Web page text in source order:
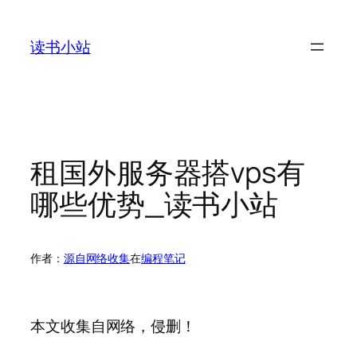
读书小站
租国外服务器搭vps有
哪些优势_读书小站
作者： 源自网络收集在编程笔记
本文收集自网络，侵删！